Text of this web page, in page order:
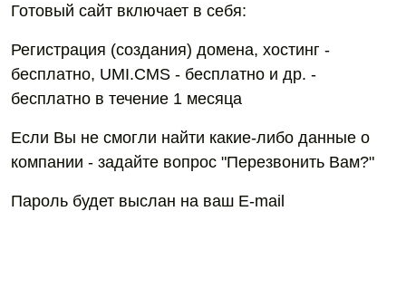
Готовый сайт включает в себя:
Регистрация (создания) домена, хостинг -
бесплатно, UMI.CMS - бесплатно и др. -
бесплатно в течение 1 месяца
Если Вы не смогли найти какие-либо данные о
компании - задайте вопрос "Перезвонить Вам?"
Пароль будет выслан на ваш E-mail